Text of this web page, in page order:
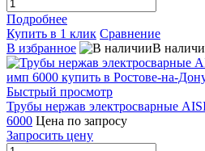
Подробнее
Купить в 1 клик Сравнение
В избранное
В
Быстрый просмотр
Трубы нержав электросварные
6000 Цена по запросу
Запросить цену